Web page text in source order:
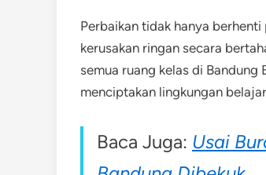
Perbaikan tidak hanya
kerusakan ringan secara
semua ruang kelas di
menciptakan lingkungan
Baca Juga: Usai